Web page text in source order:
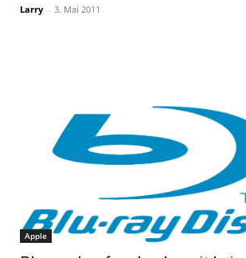
Larry - 3. Mai 2011
Apple